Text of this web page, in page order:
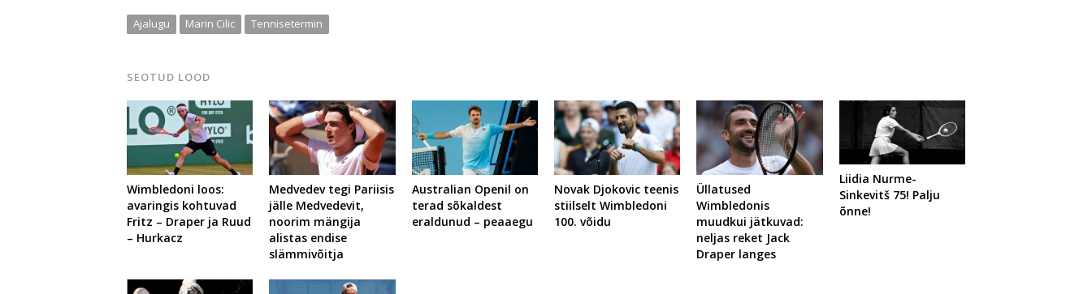
Ajalugu Marin Cilic Tennisetermin
SEOTUD LOOD
Wimbledoni loos:
avaringis kohtuvad
Fritz – Draper ja Ruud
– Hurkacz
Medvedev tegi Pariisis
jälle Medvedevit,
noorim mängija
alistas endise
slämmivõitja
Australian Openil on
terad sõkaldest
eraldunud – peaaegu
Novak Djokovic teenis
stiilselt Wimbledoni
100. võidu
Üllatused
Wimbledonis
muudkui jätkuvad:
neljas reket Jack
Draper langes
Liidia Nurme-
Sinkevitš 75! Palju
õnne!